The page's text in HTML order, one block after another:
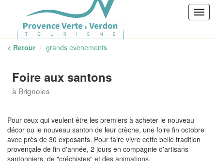
< Retour grands evenements
Foire aux santons
à Brignoles
Pour ceux qui veulent être les premiers à acheter le nouveau
décor ou le nouveau santon de leur crèche, une foire fin octobre
avec près de 30 exposants. Pour faire vivre cette belle tradition
provençale de fin d'année, 2 jours en compagnie d'artisans
santonniers, de "créchistes" et des animations.